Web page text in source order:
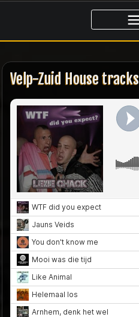
de
inhoud
Velp-Zuid House tracks